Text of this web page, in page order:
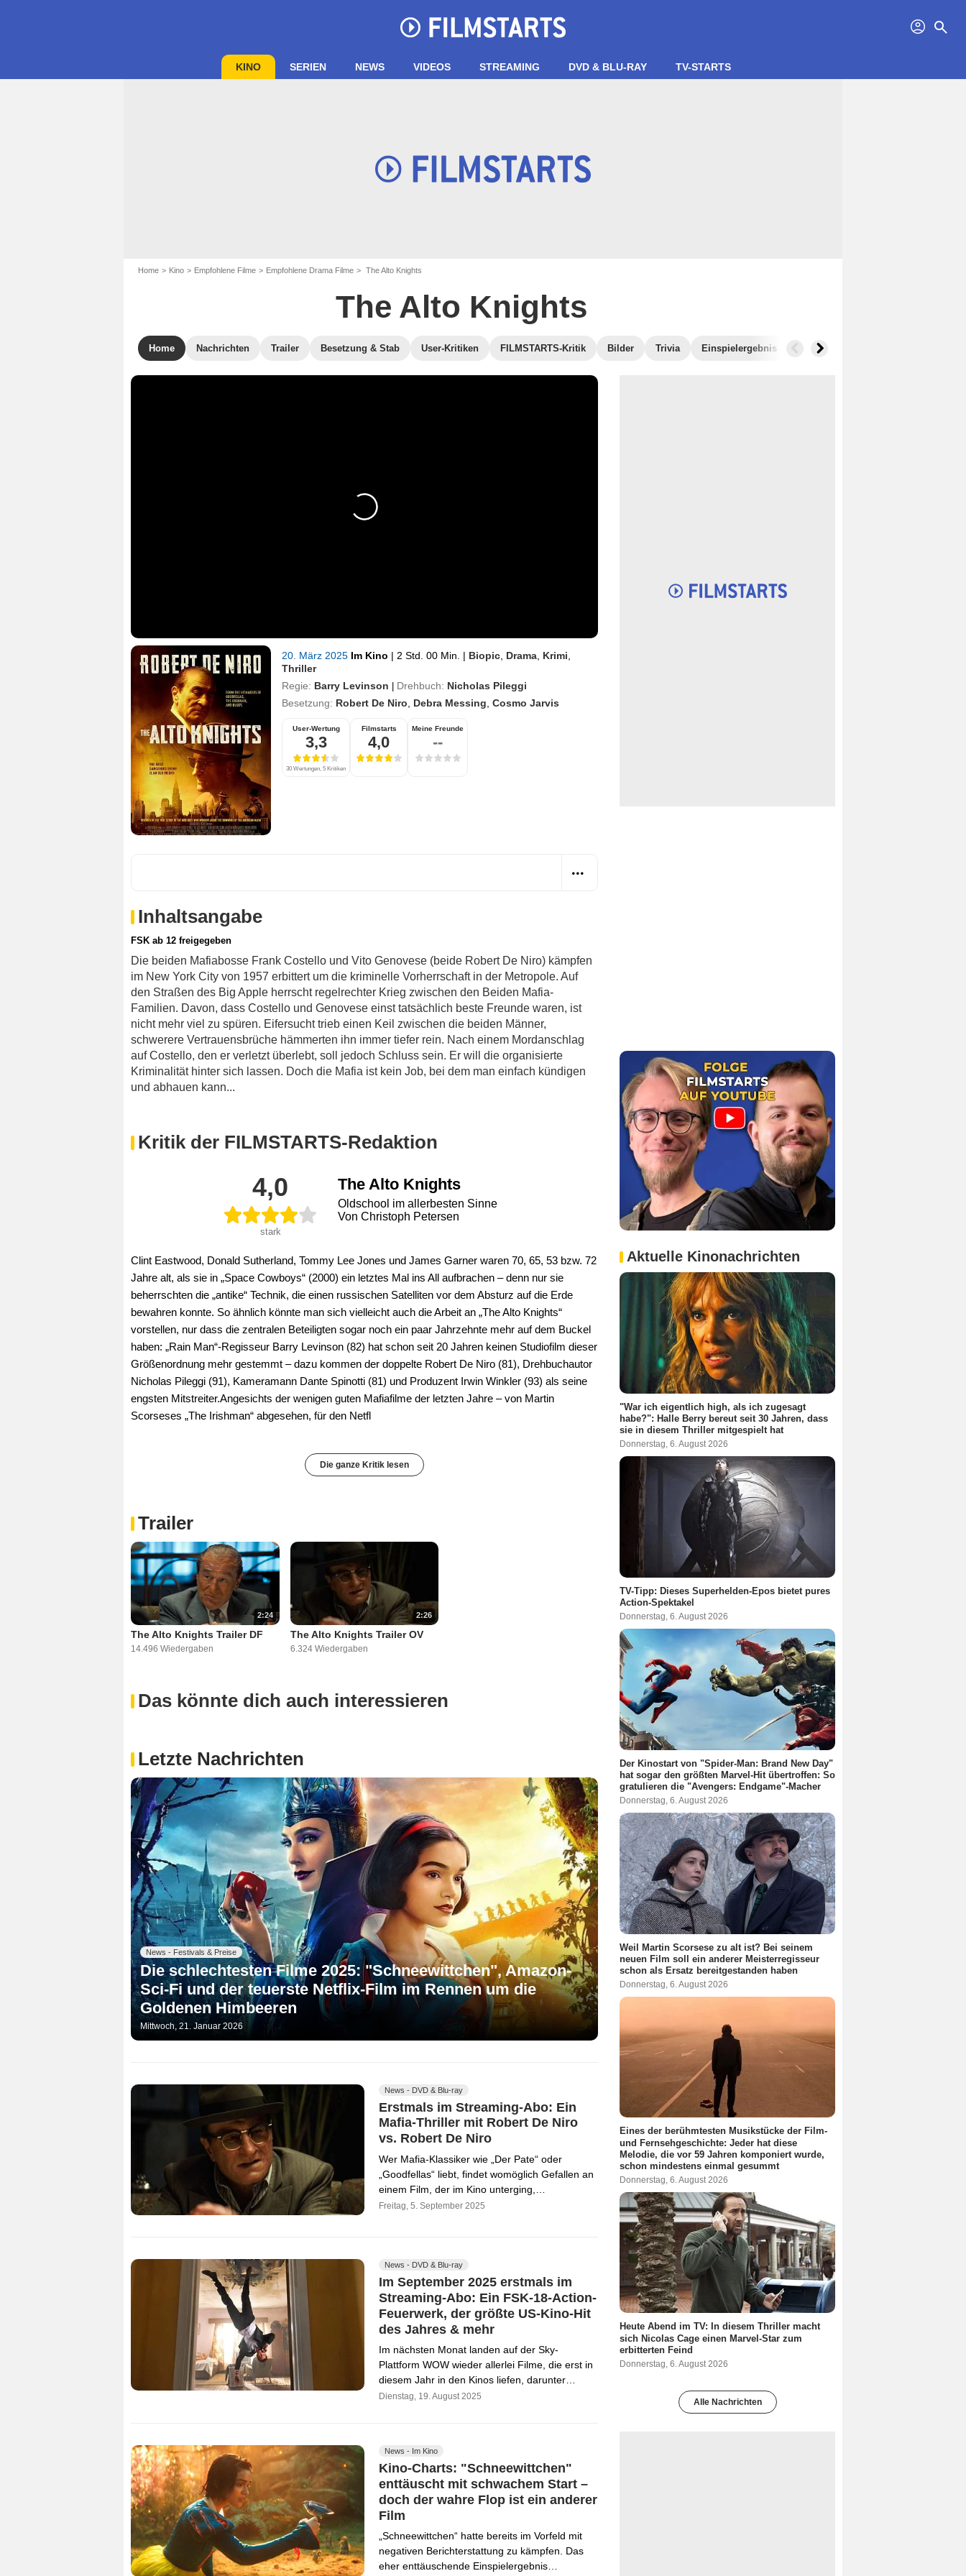
profil search
KINO SERIEN NEWS VIDEOS STREAMING DVD & BLU-RAY TV-STARTS
Home Kino Empfohlene Filme Empfohlene Drama Filme The Alto Knights
The Alto Knights
Home Nachrichten Trailer Besetzung & Stab User-Kritiken FILMSTARTS-Kritik Bilder Trivia Einspielergebnis
20. März 2025 Im Kino | 2 Std. 00 Min. | Biopic Drama Krimi
Thriller
Regie: Barry Levinson | Drehbuch: Nicholas Pileggi
Besetzung: Robert De Niro Debra Messing Cosmo Jarvis
User-Wertung
3,3
30 Wertungen, 5 Kritiken
Filmstarts
4,0
Meine Freunde
--
Inhaltsangabe
FSK ab 12 freigegeben
Die beiden Mafiabosse Frank Costello und Vito Genovese (beide Robert De Niro) kämpfen
im New York City von 1957 erbittert um die kriminelle Vorherrschaft in der Metropole. Auf
den Straßen des Big Apple herrscht regelrechter Krieg zwischen den Beiden Mafia-
Familien. Davon, dass Costello und Genovese einst tatsächlich beste Freunde waren, ist
nicht mehr viel zu spüren. Eifersucht trieb einen Keil zwischen die beiden Männer,
schwerere Vertrauensbrüche hämmerten ihn immer tiefer rein. Nach einem Mordanschlag
auf Costello, den er verletzt überlebt, soll jedoch Schluss sein. Er will die organisierte
Kriminalität hinter sich lassen. Doch die Mafia ist kein Job, bei dem man einfach kündigen
und abhauen kann...
Kritik der FILMSTARTS-Redaktion
4,0
stark
The Alto Knights
Oldschool im allerbesten Sinne
Von Christoph Petersen
Clint Eastwood, Donald Sutherland, Tommy Lee Jones und James Garner waren 70, 65, 53 bzw. 72
Jahre alt, als sie in „Space Cowboys“ (2000) ein letztes Mal ins All aufbrachen – denn nur sie
beherrschten die „antike“ Technik, die einen russischen Satelliten vor dem Absturz auf die Erde
bewahren konnte. So ähnlich könnte man sich vielleicht auch die Arbeit an „The Alto Knights“
vorstellen, nur dass die zentralen Beteiligten sogar noch ein paar Jahrzehnte mehr auf dem Buckel
haben: „Rain Man“-Regisseur Barry Levinson (82) hat schon seit 20 Jahren keinen Studiofilm dieser
Größenordnung mehr gestemmt – dazu kommen der doppelte Robert De Niro (81), Drehbuchautor
Nicholas Pileggi (91), Kameramann Dante Spinotti (81) und Produzent Irwin Winkler (93) als seine
engsten Mitstreiter.Angesichts der wenigen guten Mafiafilme der letzten Jahre – von Martin
Scorseses „The Irishman“ abgesehen, für den Netfl
Die ganze Kritik lesen
Trailer
2:24
The Alto Knights Trailer DF
14.496 Wiedergaben
2:26
The Alto Knights Trailer OV
6.324 Wiedergaben
Das könnte dich auch interessieren
Letzte Nachrichten
News - Festivals & Preise
Die schlechtesten Filme 2025: "Schneewittchen", Amazon-
Sci-Fi und der teuerste Netflix-Film im Rennen um die
Goldenen Himbeeren
Mittwoch, 21. Januar 2026
News - DVD & Blu-ray
Erstmals im Streaming-Abo: Ein
Mafia-Thriller mit Robert De Niro
vs. Robert De Niro
Wer Mafia-Klassiker wie „Der Pate“ oder
„Goodfellas“ liebt, findet womöglich Gefallen an
einem Film, der im Kino unterging,…
Freitag, 5. September 2025
News - DVD & Blu-ray
Im September 2025 erstmals im
Streaming-Abo: Ein FSK-18-Action-
Feuerwerk, der größte US-Kino-Hit
des Jahres & mehr
Im nächsten Monat landen auf der Sky-
Plattform WOW wieder allerlei Filme, die erst in
diesem Jahr in den Kinos liefen, darunter…
Dienstag, 19. August 2025
News - Im Kino
Kino-Charts: "Schneewittchen"
enttäuscht mit schwachem Start –
doch der wahre Flop ist ein anderer
Film
„Schneewittchen“ hatte bereits im Vorfeld mit
negativen Berichterstattung zu kämpfen. Das
eher enttäuschende Einspielergebnis…
Aktuelle Kinonachrichten
"War ich eigentlich high, als ich zugesagt
habe?": Halle Berry bereut seit 30 Jahren, dass
sie in diesem Thriller mitgespielt hat
Donnerstag, 6. August 2026
TV-Tipp: Dieses Superhelden-Epos bietet pures
Action-Spektakel
Donnerstag, 6. August 2026
Der Kinostart von "Spider-Man: Brand New Day"
hat sogar den größten Marvel-Hit übertroffen: So
gratulieren die "Avengers: Endgame"-Macher
Donnerstag, 6. August 2026
Weil Martin Scorsese zu alt ist? Bei seinem
neuen Film soll ein anderer Meisterregisseur
schon als Ersatz bereitgestanden haben
Donnerstag, 6. August 2026
Eines der berühmtesten Musikstücke der Film-
und Fernsehgeschichte: Jeder hat diese
Melodie, die vor 59 Jahren komponiert wurde,
schon mindestens einmal gesummt
Donnerstag, 6. August 2026
Heute Abend im TV: In diesem Thriller macht
sich Nicolas Cage einen Marvel-Star zum
erbitterten Feind
Donnerstag, 6. August 2026
Alle Nachrichten